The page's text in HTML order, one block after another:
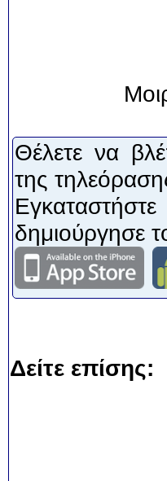
Θέλετε να
της
δημιούργησε
Δείτε επίσης: